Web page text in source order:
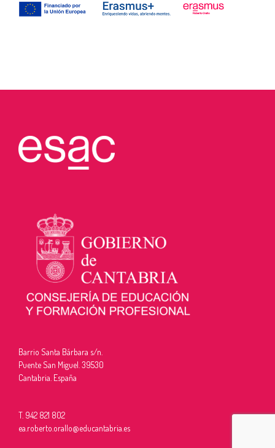
Barrio Santa Bárbara s/n.
Puente San Miguel. 39530
Cantabria. España
T. 942 821 802
ea.roberto.orallo@educantabria.es